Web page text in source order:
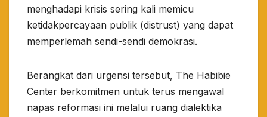
menghadapi krisis sering kali memicu
ketidakpercayaan publik (distrust) yang dapat
memperlemah sendi-sendi demokrasi.​
Berangkat dari urgensi tersebut, The Habibie
Center berkomitmen untuk terus mengawal
napas reformasi ini melalui ruang dialektika